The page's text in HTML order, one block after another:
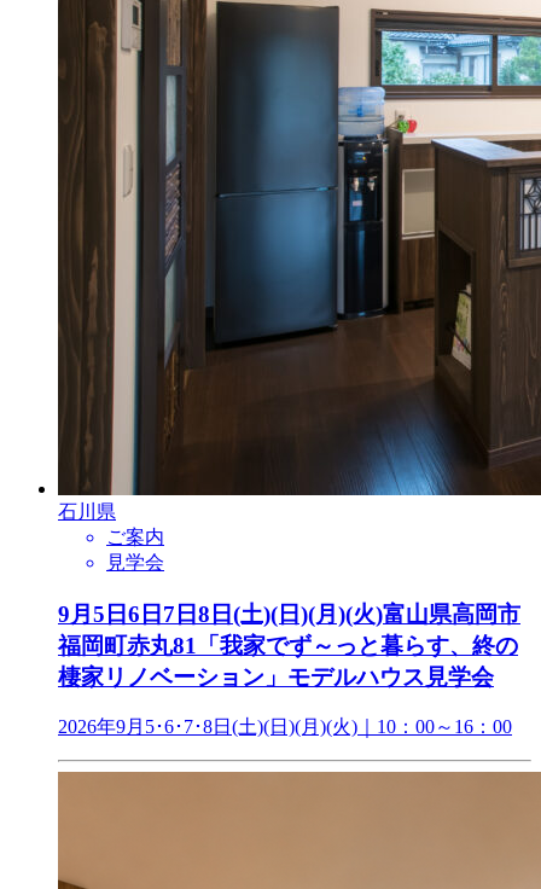
石川県
ご案内
見学会
9月5日6日7日8日(土)(日)(月)(火)富山県高岡市
福岡町赤丸81「我家でず～っと暮らす、終の
棲家リノベーション」モデルハウス見学会
2026年9月5･6･7･8日(土)(日)(月)(火)｜10：00～16：00